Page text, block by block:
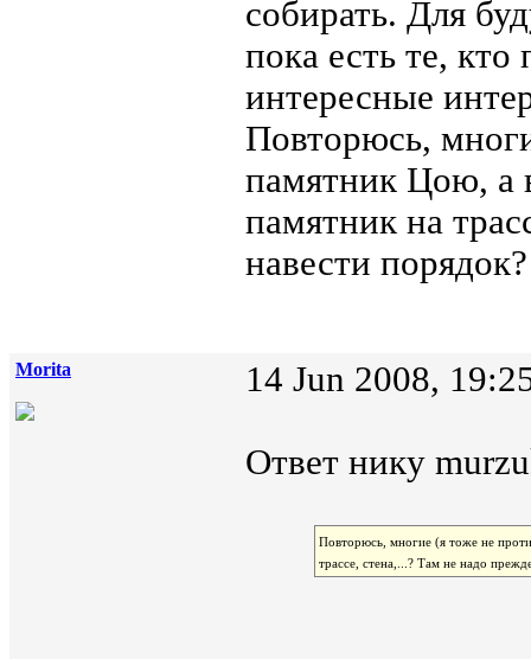
собирать. Для
пока есть те,
интересные
Повторюсь,
памятник Цою, а
памятник на
навести порядок?
Morita 14 Jun 2008,
Ответ нику
Повторюсь, многие (я тоже не
трассе, стена,...? Там не надо